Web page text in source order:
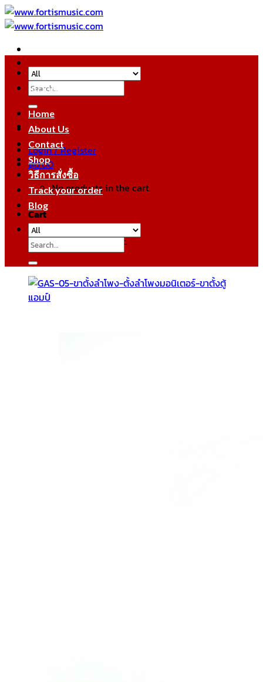
Skip
to
Search
for:
Login / Register
฿0.00
No products in the cart.
Cart
No products in the cart.
หมวดหมู่สินค้า
Home
About Us
Contact
Shop
วิธีการสั่งซื้อ
Track your order
Blog
Search
for: